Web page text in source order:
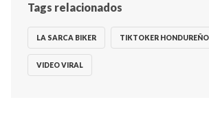
Tags relacionados
LA SARCA BIKER TIKTOKER HONDUREÑO
VIDEO VIRAL